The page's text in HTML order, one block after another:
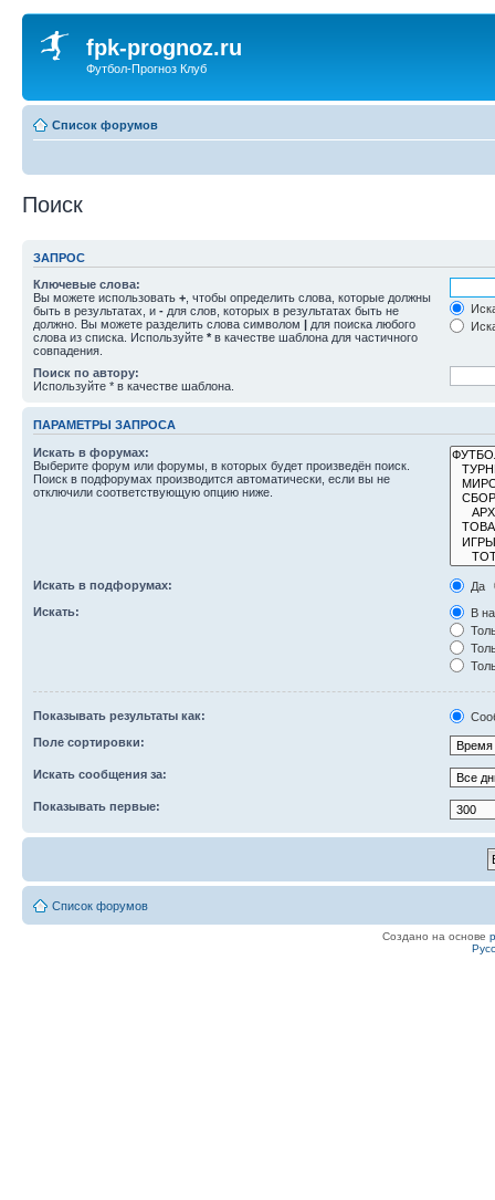
fpk-prognoz.ru
Футбол-Прогноз Клуб
Список форумов
Поиск
ЗАПРОС
Ключевые слова:
Вы можете использовать + , чтобы определить слова, которые должны
быть в результатах, и - для слов, которых в результатах быть не
должно. Вы можете разделить слова символом | для поиска любого
слова из списка. Используйте * в качестве шаблона для частичного
совпадения.
Поиск по автору:
Используйте * в качестве шаблона.
ПАРАМЕТРЫ ЗАПРОСА
Искать в форумах:
Выберите форум или форумы, в которых будет произведён поиск.
Поиск в подфорумах производится автоматически, если вы не
отключили соответствующую опцию ниже.
Искать в подфорумах:
Да
Искать:
В
Показывать результаты как:
Поле сортировки:
Искать сообщения за:
Показывать первые:
Список форумов
Создано на основе